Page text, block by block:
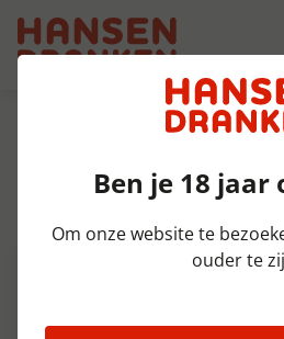
Product Detail
Monin Topping
Fles 50 cl
Ben je 18 jaar
Om onze website te
ouder te